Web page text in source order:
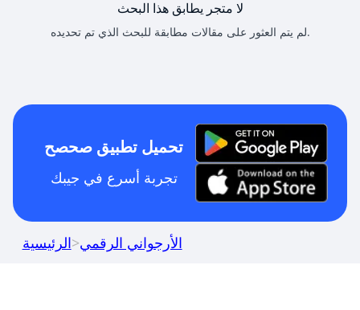
لا متجر يطابق هذا البحث
لم يتم العثور على مقالات مطابقة للبحث الذي تم تحديده.
تحميل تطبيق صحصح
تجربة أسرع في جيبك
الرئيسية>الأرجواني الرقمي